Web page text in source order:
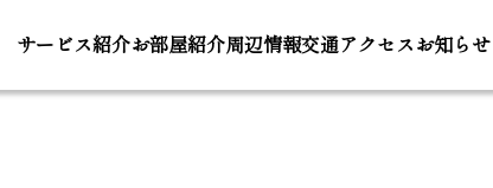
サービス紹介お部屋紹介周辺情報交通アクセスお知らせ